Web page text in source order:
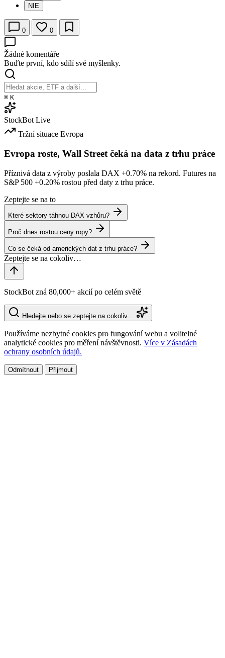
NIE
0 0
Žádné komentáře
Buďte první, kdo sdílí své myšlenky.
⌘ K
StockBot Live
Tržní situace Evropa
Evropa roste, Wall Street čeká na data z trhu práce
Příznivá data z výroby poslala DAX +0.70% na rekord. Futures na
S&P 500 +0.20% rostou před daty z trhu práce.
Zeptejte se na to
Které sektory táhnou DAX vzhůru?
Proč dnes rostou ceny ropy?
Co se čeká od amerických dat z trhu práce?
StockBot zná 80,000+ akcií po celém světě
Hledejte nebo se zeptejte na cokoliv…
Používáme nezbytné cookies pro fungování webu a volitelné
analytické cookies pro měření návštěvnosti. Více v Zásadách
ochrany osobních údajů.
Odmítnout Přijmout